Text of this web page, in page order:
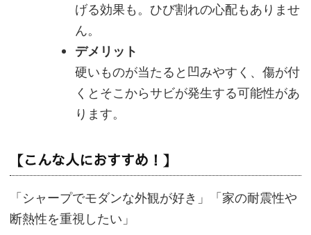
げる効果も。ひび割れの心配もありませ
ん。
デメリット
硬いものが当たると凹みやすく、傷が付
くとそこからサビが発生する可能性があ
ります。
【こんな人におすすめ！】
「シャープでモダンな外観が好き」「家の耐震性や
断熱性を重視したい」